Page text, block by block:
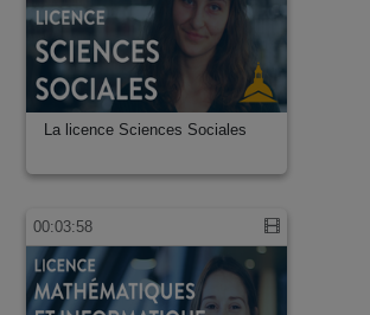
La licence Sciences Sociales
00:03:58